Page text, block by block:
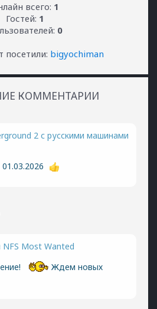
всего: 1
Гостей: 1
0
посетили: bigyochiman
КОММЕНТАРИИ
2 с русскими машинами
Most Wanted
Ждем новых